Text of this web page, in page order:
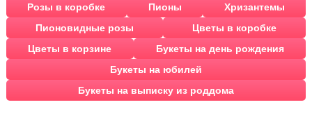
Розы в коробке
Пионы
Хризантемы
Пионовидные розы
Цветы в коробке
Цветы в корзине
Букеты на день рождения
Букеты на юбилей
Букеты на выписку из роддома